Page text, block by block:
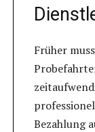
Früher
Bezahlung